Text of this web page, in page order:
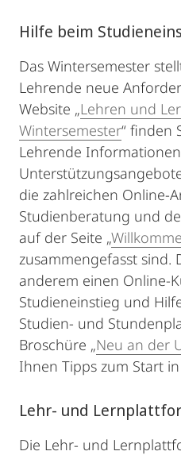
Hilfe beim
Das Wintersemester
Lehrende neue
Website „Lehren und
Wintersemester“ finden
Lehrende
die zahlreichen Online-
Studienberatung und
auf der Seite „
zusammengefasst sind.
anderem einen Online-
Studieneinstieg und
Studien- und
Broschüre „Neu an der
Ihnen Tipps zum Start
Lehr- und
Die Lehr- und